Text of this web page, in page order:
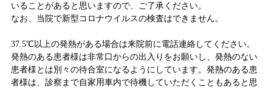
いることがあると思いますので、ご了承ください。
なお、当院で新型コロナウイルスの検査はできません。
37.5℃以上の発熱がある場合は来院前に電話連絡してください。
発熱のある患者様は非常口からの出入りをお願いし、発熱のない
患者様とは別々の待合室になるようにしています。発熱のある患
者様は、診察まで自家用車内で待機していただくこともあると思